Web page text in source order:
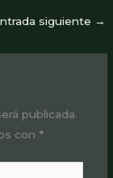
siguiente →
publicada.
con *